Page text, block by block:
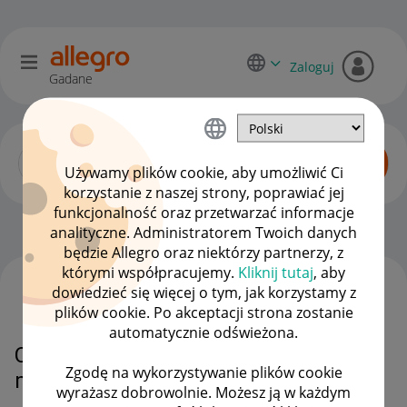
Używamy plików cookie, aby umożliwić Ci
korzystanie z naszej strony, poprawiać jej
funkcjonalność oraz przetwarzać informacje
analityczne. Administratorem Twoich danych
będzie Allegro oraz niektórzy partnerzy, z
którymi współpracujemy. Kliknij tutaj, aby
dowiedzieć się więcej o tym, jak korzystamy z
plików cookie. Po akceptacji strona zostanie
automatycznie odświeżona.
Zgodę na wykorzystywanie plików cookie
wyrażasz dobrowolnie. Możesz ją w każdym
Gadane
Zaloguj
Początkujący sprzedawcy OPCJE
Czy zamknięcie sklepu będzie
miało wpływ na wypłatę środków?
WSZYSTKIE TEMATY